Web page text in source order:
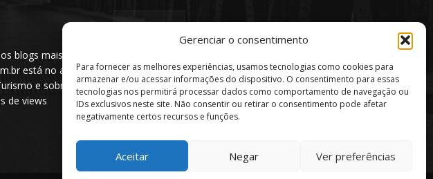
Gerenciar o consentimento
Para fornecer as melhores experiências, usamos tecnologias como cookies para
armazenar e/ou acessar informações do dispositivo. O consentimento para essas
tecnologias nos permitirá processar dados como comportamento de navegação ou
IDs exclusivos neste site. Não consentir ou retirar o consentimento pode afetar
negativamente certos recursos e funções.
Aceitar Negar Ver preferências
blogs mais
está no ar
e sobre a
de views